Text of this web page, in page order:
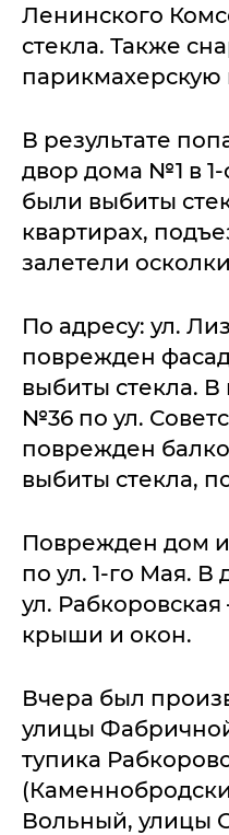
Ленинского
стекла. Также
В результате
двор дома №1 в
были выбиты
квартирах,
залетели
По адресу: ул.
поврежден
выбиты стекла. В
№36 по ул.
поврежден
выбиты стекла,
Поврежден дом
по ул. 1-го Мая.
ул.
крыши и окон.
Вчера был
улицы
тупика
Вольный, улицы